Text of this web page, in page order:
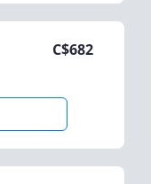
C$682